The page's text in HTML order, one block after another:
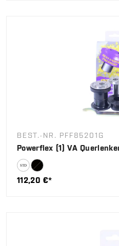
BEST.-NR. PFF85201G
Powerflex (1) VA
112,20 €*